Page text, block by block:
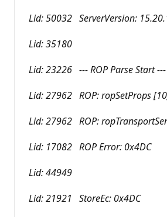
Lid: 50032 ServerVersion:
Lid: 35180
Lid: 23226 --- ROP Parse Start ---
Lid: 27962 ROP: ropSetProps
Lid: 27962 ROP:
Lid: 17082 ROP Error: 0x4DC
Lid: 44949
Lid: 21921 StoreEc: 0x4DC